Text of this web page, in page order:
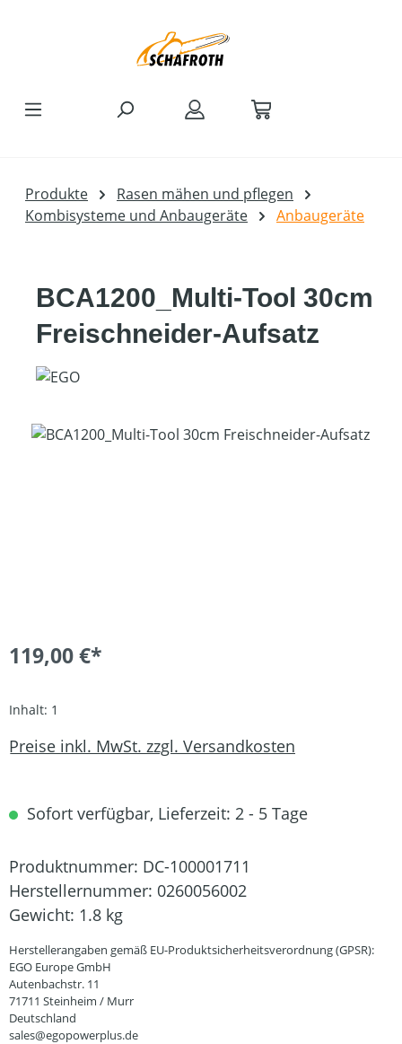
Produkte
Rasen mähen und pflegen
Kombisysteme und Anbaugeräte
Anbaugeräte
BCA1200_Multi-Tool 30cm
Freischneider-Aufsatz
Bildergalerie überspringen
119,00 €*
Inhalt: 1
Preise inkl. MwSt. zzgl. Versandkosten
Sofort verfügbar, Lieferzeit: 2 - 5 Tage
Produktnummer: DC-100001711
Herstellernummer: 0260056002
Gewicht: 1.8 kg
Herstellerangaben gemäß EU-Produktsicherheitsverordnung (GPSR):
EGO Europe GmbH
Autenbachstr. 11
71711 Steinheim / Murr
Deutschland
sales@egopowerplus.de